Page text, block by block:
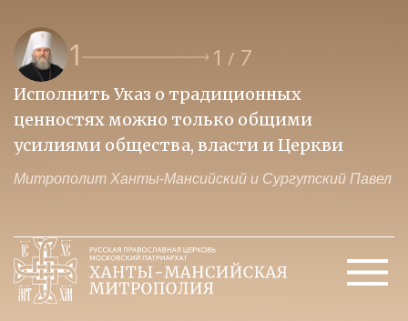
1 1 / 7
Исполнить Указ о традиционных
ценностях можно только общими
усилиями общества, власти и Церкви
Митрополит Ханты-Мансийский и Сургутский Павел